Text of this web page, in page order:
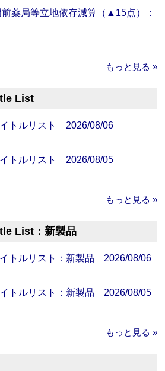
前薬局等立地依存減算（▲15点）：
もっと見る »
List
トルリスト 2026/08/06
トルリスト 2026/08/05
もっと見る »
List：新製品
トルリスト：新製品 2026/08/06
トルリスト：新製品 2026/08/05
もっと見る »